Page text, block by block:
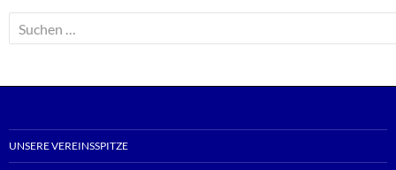
Suchen
nach:
UNSERE VEREINSSPITZE